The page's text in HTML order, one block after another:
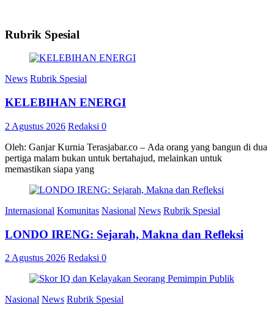
Rubrik Spesial
News Rubrik Spesial
KELEBIHAN ENERGI
2 Agustus 2026 Redaksi 0
Oleh: Ganjar Kurnia Terasjabar.co – Ada orang yang bangun di dua
pertiga malam bukan untuk bertahajud, melainkan untuk
memastikan siapa yang
Internasional Komunitas Nasional News Rubrik Spesial
LONDO IRENG: Sejarah, Makna dan Refleksi
2 Agustus 2026 Redaksi 0
Nasional News Rubrik Spesial